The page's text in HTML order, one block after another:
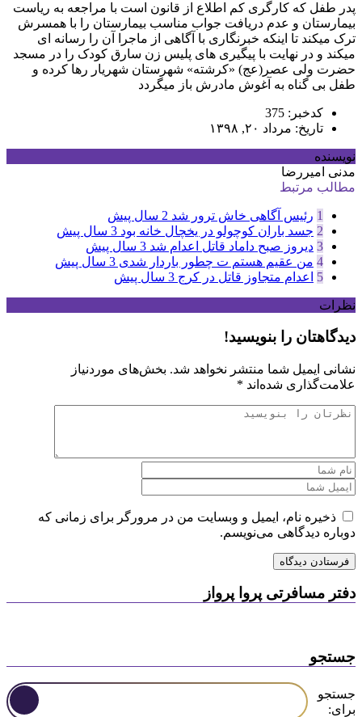
پدر طفل که کارگری کم اطلاع از قانون است با مراجعه به ریاست
بیمارستان و عدم دریافت جواب مناسب بیمارستان را با همسرش
ترک میکند تا اینکه خبرنگاری با آگاهی از ماجرا آن را رسانه ای
میکند و در نهایت با پیگیری های پلیس زن سارق کودک را در مسجد
حضرت ولی عصر(عج) «کرشته» شهرستان شهریار رها کرده و
طفل بی گناه به آغوش مادرش باز میگردد
کدخبر: 375
تاریخ: مرداد ۲۰, ۱۳۹۸
نویسنده
مدنی امیررضا
مطالب مرتبط
1 رئیس آگاهی خاش ترور شد 2 سال پیش
2 جسد باران کوچولو در یخچال خانه بود 3 سال پیش
3 دیروز صبح داماد قاتل اعدام شد 3 سال پیش
4 من عقیم هستم ت چطور باردار شدی 3 سال پیش
5
اعدام متجاوز قاتل در کرج 3 سال پیش
نظرات
دیدگاهتان را بنویسید!
نشانی ایمیل شما منتشر نخواهد شد. بخش‌های موردنیاز
علامت‌گذاری شده‌اند *
ذخیره نام، ایمیل و وبسایت من در مرورگر برای زمانی که
دوباره دیدگاهی می‌نویسم.
دفتر مسافرتی پروا پرواز
جستجو
جستجو
برای: